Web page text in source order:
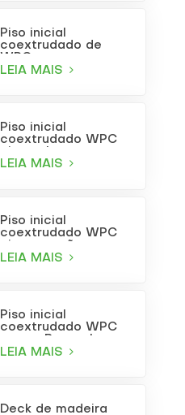
Piso inicial
coextrudado de
acabamento em
LEIA MAIS
Piso inicial
coextrudado WPC
LEIA MAIS
Piso inicial
coextrudado WPC
LEIA MAIS
Piso inicial
coextrudado WPC
LEIA MAIS
Deck de madeira